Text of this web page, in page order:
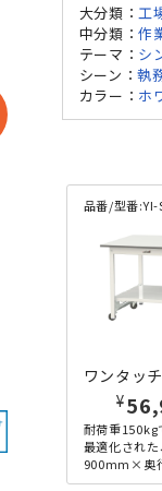
大分類： 工
中分類：作
テーマ： シ
シーン：執
カラー： ホ
品番/型番:YI-
¥
耐荷重150kg
最適化され
900mm×奥
ワンタッチ